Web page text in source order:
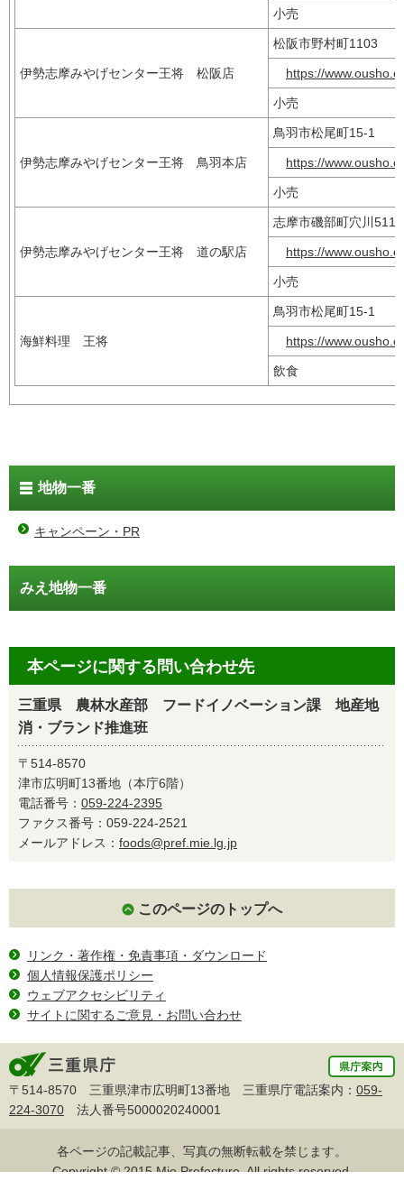
小売
伊勢志摩みやげセンター王将 松阪店
松阪市野村町1103
https://
小売
伊勢志摩みやげセンター王将 鳥羽本店
鳥羽市松尾町15-1
https://
小売
伊勢志摩みやげセンター王将 道の駅店
志摩市磯部町穴川
https://
小売
海鮮料理 王将
鳥羽市松尾町15-1
https://
飲食
地物一番
キャンペーン・PR
みえ地物一番
本ページに関する問い合わせ先
三重県 農林水産部 フードイノベーション課 地産地
消・ブランド推進班
〒514-8570
津市広明町13番地（本庁6階）
電話番号： 059-224-2395
ファクス番号：059-224-2521
メールアドレス： foods@pref.mie.lg.jp
このページのトップへ
リンク・著作権・免責事項・ダウンロード
個人情報保護ポリシー
ウェブアクセシビリティ
サイトに関するご意見・お問い合わせ
〒514-8570 三重県津市広明町13番地 三重県庁電話案内： 059-
224-3070 法人番号5000020240001
各ページの記載記事、写真の無断転載を禁じます。
Copyright © 2015 Mie Prefecture, All rights reserved.